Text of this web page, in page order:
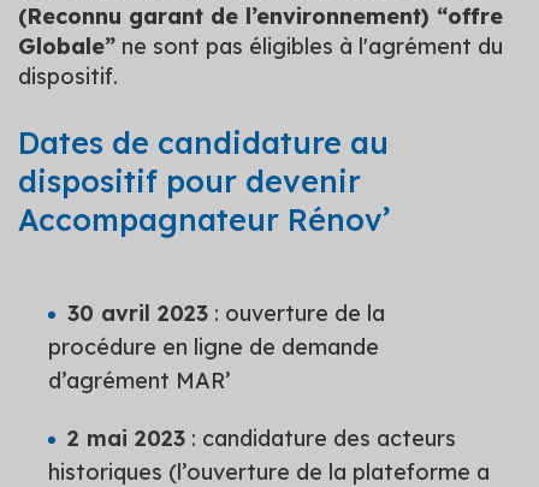
(Reconnu garant de l’environnement) “offre
Globale” ne sont pas éligibles à l'agrément du
dispositif.
Dates de candidature au
dispositif pour devenir
Accompagnateur Rénov’
30 avril 2023 : ouverture de la
procédure en ligne de demande
d’agrément MAR’
2 mai 2023 : candidature des acteurs
historiques (l’ouverture de la plateforme a